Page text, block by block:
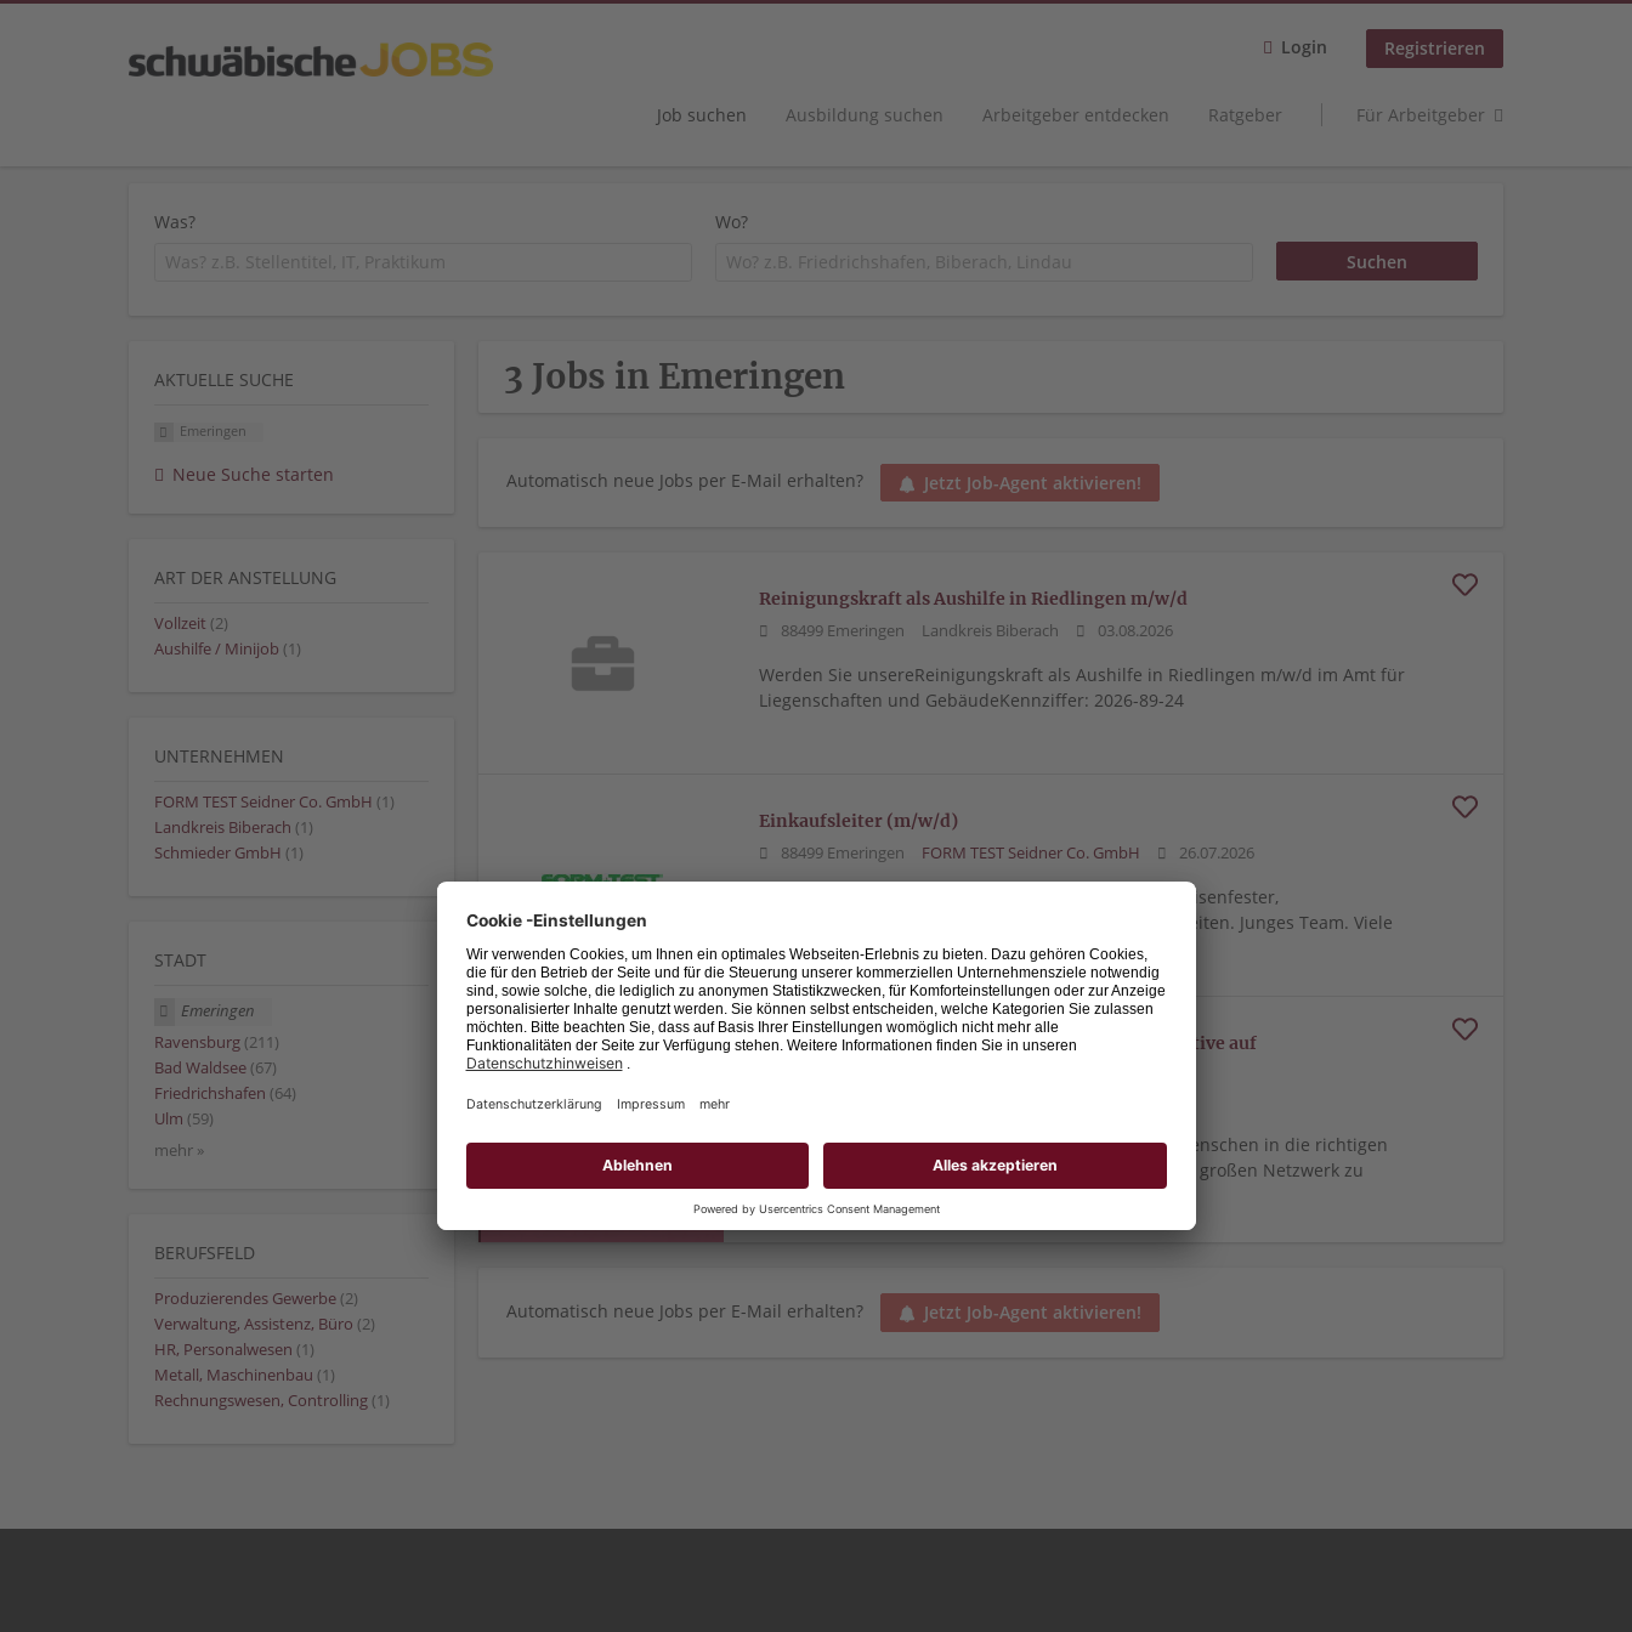
Login Registrieren
Job suchen Ausbildung suchen Arbeitgeber entdecken Ratgeber Für Arbeitgeber
Was? Wo?
3 Jobs in Emeringen
Automatisch neue Jobs per E-Mail erhalten? Jetzt Job-Agent aktivieren!
Reinigungskraft als Aushilfe in Riedlingen m/w/d
88499 Emeringen Landkreis Biberach 03.08.2026
Werden Sie unsereReinigungskraft als Aushilfe in Riedlingen m/w/d im Amt für
Liegenschaften und GebäudeKennziffer: 2026-89-24
Einkaufsleiter (m/w/d)
88499 Emeringen FORM TEST Seidner Co. GmbH 26.07.2026
Keine Lust auf „Und täglich grüßt das Murmeltier“?Krisenfester,
abwechslungsreicher Job. Eigenverantwortliches Arbeiten. Junges Team. Viele
Extras zum attraktiven Gehalt.
Fertigungsleiter (m/w/d) Zerspanung mit Perspektive auf
Schmieder bringt seit über 40 Jahren die richtigen Menschen in die richtigen
Firmen. Nur eine Bewerbung reicht, um von unserem großen Netzwerk zu
profitieren.
Automatisch neue Jobs per E-Mail erhalten? Jetzt Job-Agent aktivieren!
AKTUELLE SUCHE
Emeringen
Neue Suche starten
ART DER ANSTELLUNG
Vollzeit (2)
Aushilfe / Minijob (1)
UNTERNEHMEN
FORM TEST Seidner Co. GmbH (1)
Landkreis Biberach (1)
Schmieder GmbH (1)
STADT
Emeringen
Ravensburg (211)
Bad Waldsee (67)
Friedrichshafen (64)
Ulm (59)
mehr »
BERUFSFELD
Produzierendes Gewerbe (2)
Verwaltung, Assistenz, Büro (2)
HR, Personalwesen (1)
Metall, Maschinenbau (1)
Rechnungswesen, Controlling (1)